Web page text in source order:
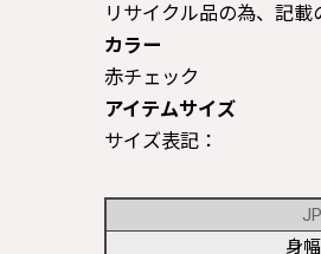
リサイクル品の為、記
カラー
赤チェック
アイテムサイズ
サイズ表記：
身